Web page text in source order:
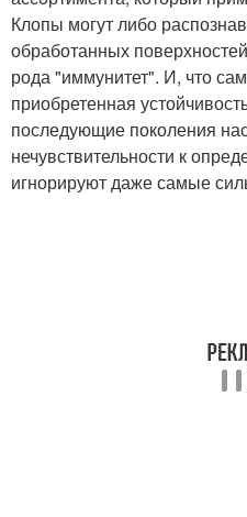
Клопы могут либо
обработанных
рода "иммунитет". И, что
приобретенная
последующие поколения
нечувствительности к
игнорируют даже самые